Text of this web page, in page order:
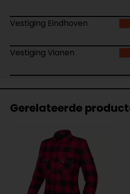
Vestiging Eindhoven
Vestiging Vianen
Gerelateerde